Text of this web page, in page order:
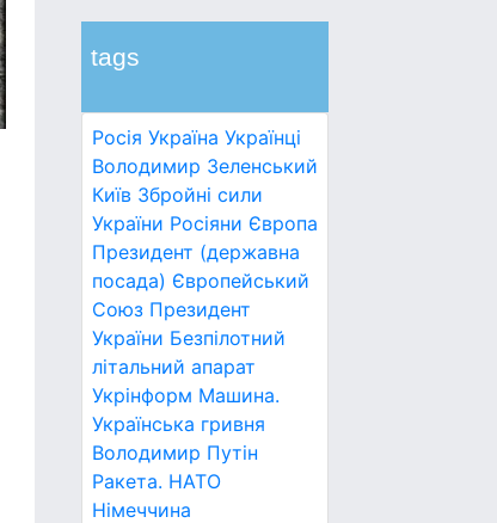
tags
Росія Україна Українці
Володимир Зеленський
Київ Збройні сили
України Росіяни Європа
Президент (державна
посада) Європейський
Союз Президент
України Безпілотний
літальний апарат
Укрінформ Машина.
Українська гривня
Володимир Путін
Ракета. НАТО
Німеччина